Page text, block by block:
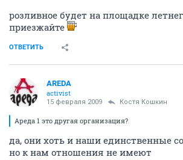
розливное будет на площадке
приезжайте
ОТВЕТИТЬ
AREDA
activist
15 февраля 2009 Костя Кошкин
Ареда 1 это другая организация?
да, они хоть и наши единственные
но к нам отношения не имеют